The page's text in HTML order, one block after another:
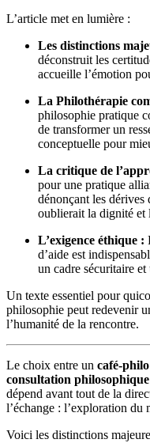
L’article met en lumière :
Les distinctions
déconstruit les
accueille l’émotion
La Philothérapie
philosophie pratique
de transformer un
conceptuelle pour
La critique de
pour une pratique
dénonçant les
oublierait la dignité et
L’exigence éthique :
d’aide est
un cadre sécuritaire
Un texte essentiel pour
philosophie peut redevenir
l’humanité de la rencontre.
Le choix entre un café-philo
consultation philosophique
dépend avant tout de la
l’échange : l’exploration du
Voici les distinctions